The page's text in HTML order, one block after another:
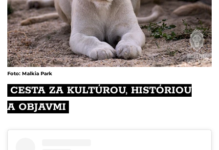
Foto: Malkia Park
CESTA ZA KULTÚROU, HISTÓRIOU
A OBJAVMI